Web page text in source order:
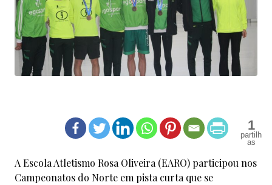
1
A Escola Atletismo Rosa Oliveira (EARO) participou nos
Campeonatos do Norte em pista curta que se